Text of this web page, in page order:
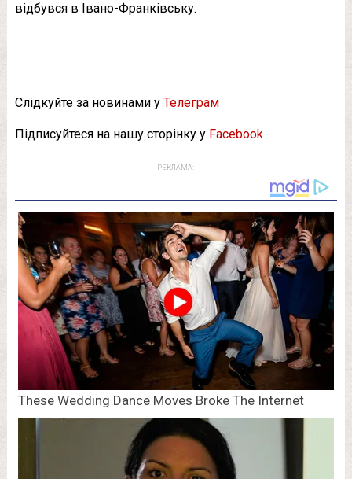
відбувся в Івано-Франківську.
Слідкуйте за новинами у Телеграм
Підписуйтеся на нашу сторінку у Facebook
РЕКЛАМА: